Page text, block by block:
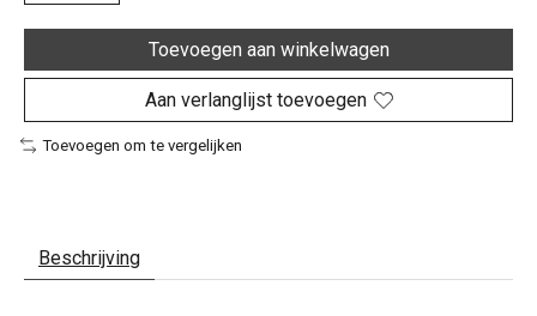
Toevoegen aan winkelwagen
Aan verlanglijst toevoegen
Toevoegen om te vergelijken
Beschrijving